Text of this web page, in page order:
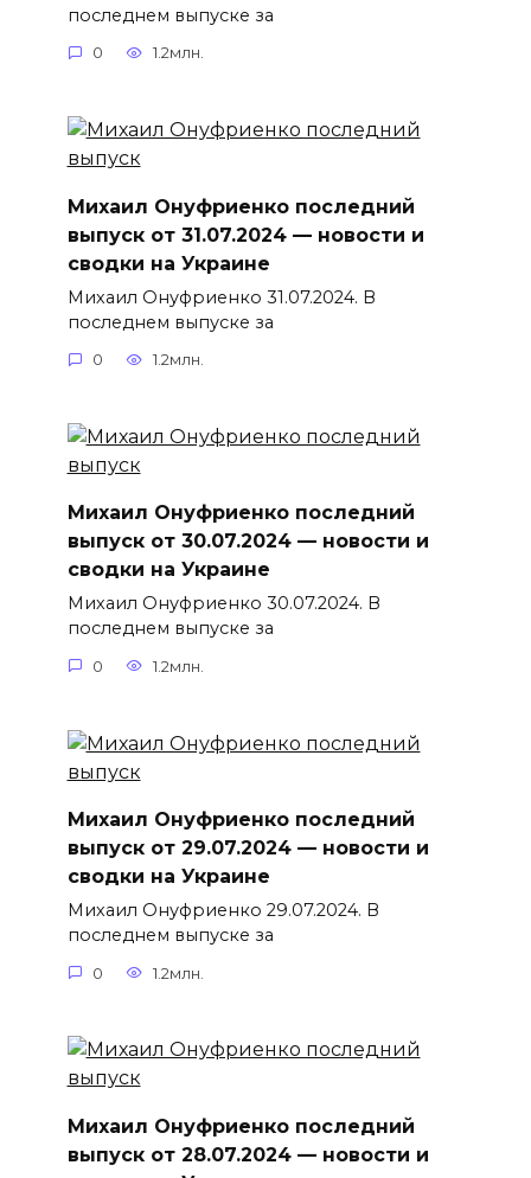
последнем выпуске за
0 1.2млн.
Михаил Онуфриенко последний
выпуск от 31.07.2024 — новости и
сводки на Украине
Михаил Онуфриенко 31.07.2024. В
последнем выпуске за
0 1.2млн.
Михаил Онуфриенко последний
выпуск от 30.07.2024 — новости и
сводки на Украине
Михаил Онуфриенко 30.07.2024. В
последнем выпуске за
0 1.2млн.
Михаил Онуфриенко последний
выпуск от 29.07.2024 — новости и
сводки на Украине
Михаил Онуфриенко 29.07.2024. В
последнем выпуске за
0 1.2млн.
Михаил Онуфриенко последний
выпуск от 28.07.2024 — новости и